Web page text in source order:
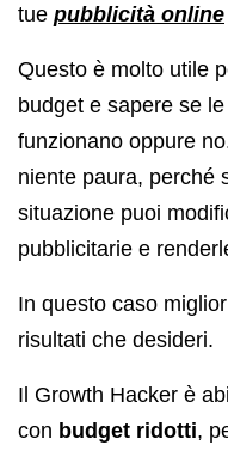
tue pubblicità online
Questo è molto utile
budget e sapere se
funzionano oppure
niente paura, perché
situazione puoi
pubblicitarie e
In questo caso
risultati che desideri.
Il Growth Hacker è
con budget ridotti,